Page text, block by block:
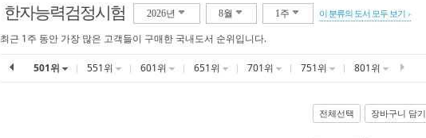
한자능력검정시험 2026년 8월 1주 이 분류의 도서 모두 보기
최근 1주 동안 가장 많은 고객들이 구매한 국내도서 순위입니다.
501위 551위 601위 651위 701위 751위 801위
전체선택 장바구니 담기